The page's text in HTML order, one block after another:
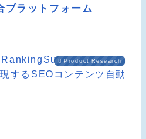
プラットフォーム
Product Research